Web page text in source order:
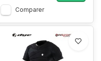
Comparer